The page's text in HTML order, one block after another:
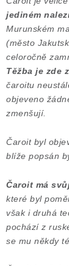
jediném
Murunském
(město
celoročně
Těžba je zde
čaroitu
objeveno
zmenšují.
Čaroit byl
blíže popsán
Čaroit má
které byl
však i druhá
pochází z
se mu někdy